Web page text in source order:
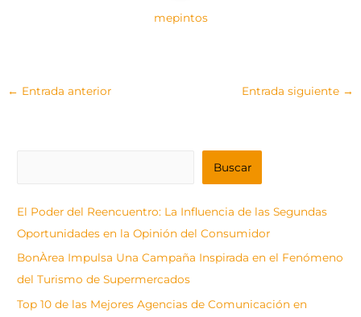
mepintos
← Entrada anterior Entrada siguiente →
Buscar
El Poder del Reencuentro: La Influencia de las Segundas
Oportunidades en la Opinión del Consumidor
BonÀrea Impulsa Una Campaña Inspirada en el Fenómeno
del Turismo de Supermercados
Top 10 de las Mejores Agencias de Comunicación en